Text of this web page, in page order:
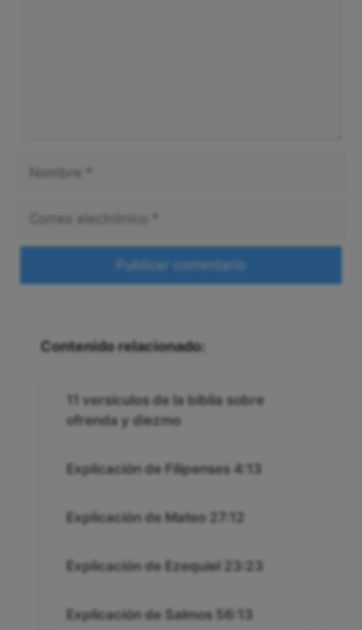
Contenido relacionado:
11 versículos de la biblia sobre
ofrenda y diezmo
Explicación de Filipenses 4:13
Explicación de Mateo 27:12
Explicación de Ezequiel 23:23
Explicación de Salmos 56:13